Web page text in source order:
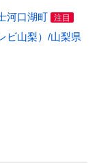
河口湖町 注目
ビ山梨）/山梨県